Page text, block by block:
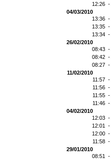
12:26 -
04/03/2010
13:36 -
13:35 -
13:34 -
26/02/2010
08:43 -
08:42 -
08:27 -
11/02/2010
11:57 -
11:56 -
11:55 -
11:46 -
04/02/2010
12:03 -
12:01 -
12:00 -
11:58 -
29/01/2010
08:51 -